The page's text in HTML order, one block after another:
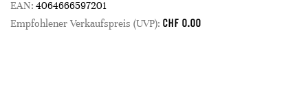
EAN: 4064666597201
Empfohlener Verkaufspreis (UVP): CHF 0.00